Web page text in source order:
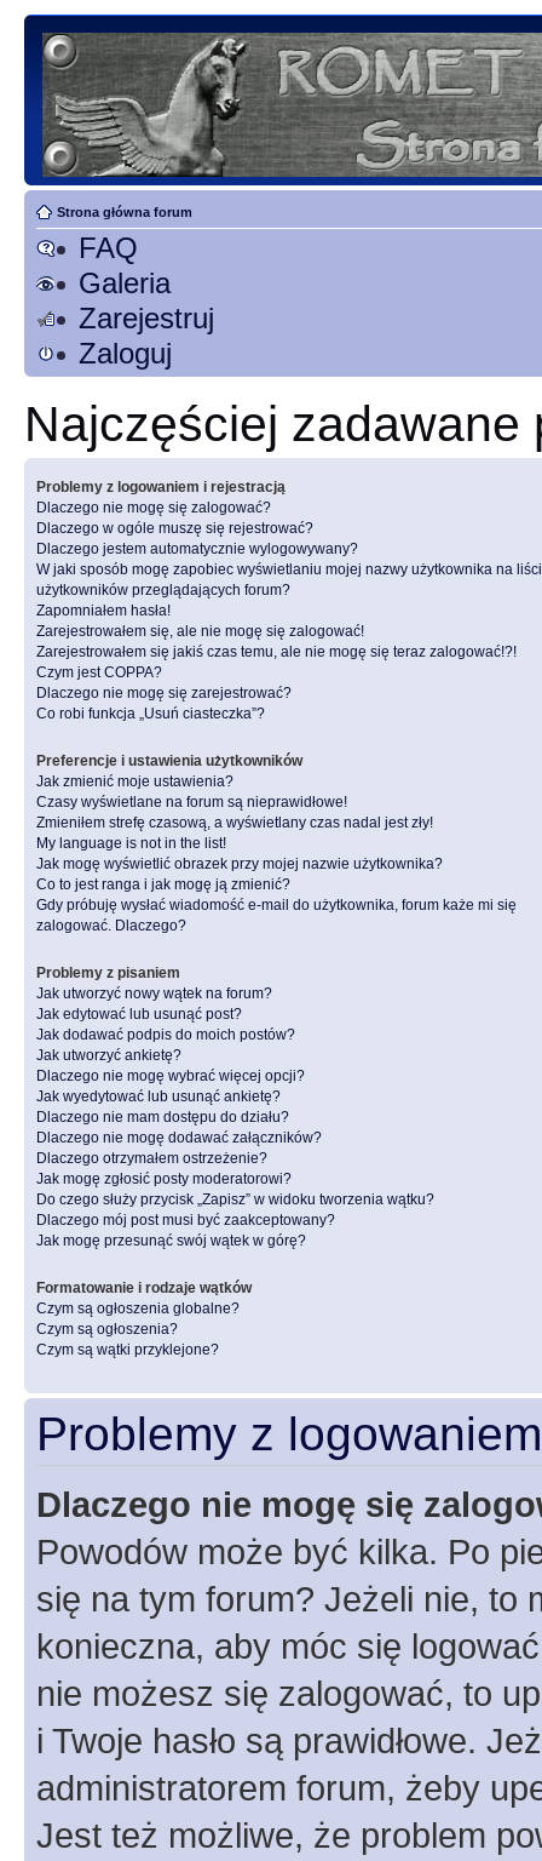
Strona główna forum
FAQ
Galeria
Zarejestruj
Zaloguj
Najczęściej zadawane
Problemy z logowaniem i rejestracją
Dlaczego nie mogę się zalogować?
Dlaczego w ogóle muszę się rejestrować?
Dlaczego jestem automatycznie wylogowywany?
W jaki sposób mogę zapobiec wyświetlaniu mojej nazwy użytkownika na
użytkowników przeglądających forum?
Zapomniałem hasła!
Zarejestrowałem się, ale nie mogę się zalogować!
Zarejestrowałem się jakiś czas temu, ale nie mogę się teraz zalogować!?!
Czym jest COPPA?
Dlaczego nie mogę się zarejestrować?
Co robi funkcja „Usuń ciasteczka”?
Preferencje i ustawienia użytkowników
Jak zmienić moje ustawienia?
Czasy wyświetlane na forum są nieprawidłowe!
Zmieniłem strefę czasową, a wyświetlany czas nadal jest zły!
My language is not in the list!
Jak mogę wyświetlić obrazek przy mojej nazwie użytkownika?
Co to jest ranga i jak mogę ją zmienić?
Gdy próbuję wysłać wiadomość e-mail do użytkownika, forum każe mi się
zalogować. Dlaczego?
Problemy z pisaniem
Jak utworzyć nowy wątek na forum?
Jak edytować lub usunąć post?
Jak dodawać podpis do moich postów?
Jak utworzyć ankietę?
Dlaczego nie mogę wybrać więcej opcji?
Jak wyedytować lub usunąć ankietę?
Dlaczego nie mam dostępu do działu?
Dlaczego nie mogę dodawać załączników?
Dlaczego otrzymałem ostrzeżenie?
Jak mogę zgłosić posty moderatorowi?
Do czego służy przycisk „Zapisz” w widoku tworzenia wątku?
Dlaczego mój post musi być zaakceptowany?
Jak mogę przesunąć swój wątek w górę?
Formatowanie i rodzaje wątków
Czym są ogłoszenia globalne?
Czym są ogłoszenia?
Czym są wątki przyklejone?
Problemy z
Dlaczego nie mogę się
Powodów może być kilka. Po
się na tym forum? Jeżeli nie, to
konieczna, aby móc się
nie możesz się zalogować, to
i Twoje hasło są prawidłowe.
administratorem forum, żeby
Jest też możliwe, że problem